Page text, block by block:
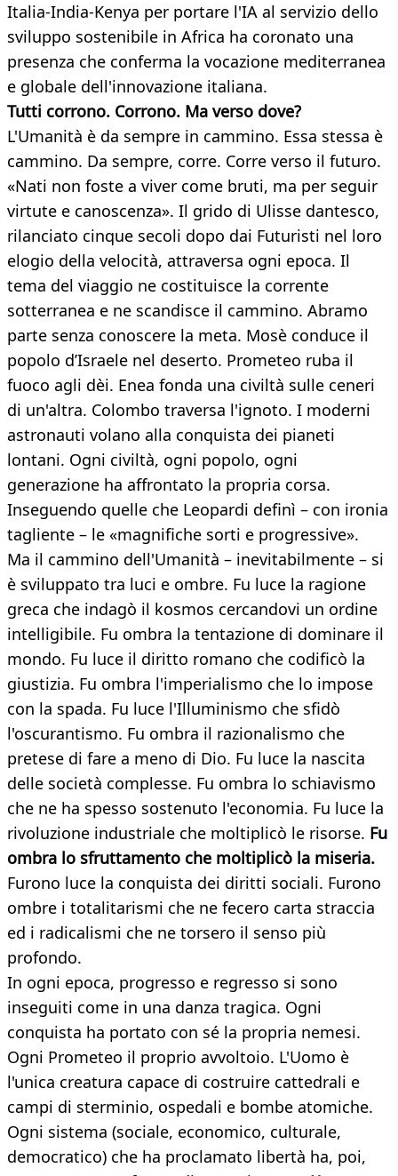
Italia-India-Kenya per portare l'IA al servizio dello
sviluppo sostenibile in Africa ha coronato una
presenza che conferma la vocazione mediterranea
e globale dell'innovazione italiana.
Tutti corrono. Corrono. Ma verso dove?
L'Umanità è da sempre in cammino. Essa stessa è
cammino. Da sempre, corre. Corre verso il futuro.
«Nati non foste a viver come bruti, ma per seguir
virtute e canoscenza». Il grido di Ulisse dantesco,
rilanciato cinque secoli dopo dai Futuristi nel loro
elogio della velocità, attraversa ogni epoca. Il
tema del viaggio ne costituisce la corrente
sotterranea e ne scandisce il cammino. Abramo
parte senza conoscere la meta. Mosè conduce il
popolo d’Israele nel deserto. Prometeo ruba il
fuoco agli dèi. Enea fonda una civiltà sulle ceneri
di un'altra. Colombo traversa l'ignoto. I moderni
astronauti volano alla conquista dei pianeti
lontani. Ogni civiltà, ogni popolo, ogni
generazione ha affrontato la propria corsa.
Inseguendo quelle che Leopardi definì – con ironia
tagliente – le «magnifiche sorti e progressive».
Ma il cammino dell'Umanità – inevitabilmente – si
è sviluppato tra luci e ombre. Fu luce la ragione
greca che indagò il kosmos cercandovi un ordine
intelligibile. Fu ombra la tentazione di dominare il
mondo. Fu luce il diritto romano che codificò la
giustizia. Fu ombra l'imperialismo che lo impose
con la spada. Fu luce l'Illuminismo che sfidò
l'oscurantismo. Fu ombra il razionalismo che
pretese di fare a meno di Dio. Fu luce la nascita
delle società complesse. Fu ombra lo schiavismo
che ne ha spesso sostenuto l'economia. Fu luce la
rivoluzione industriale che moltiplicò le risorse. Fu
ombra lo sfruttamento che moltiplicò la miseria.
Furono luce la conquista dei diritti sociali. Furono
ombre i totalitarismi che ne fecero carta straccia
ed i radicalismi che ne torsero il senso più
profondo.
In ogni epoca, progresso e regresso si sono
inseguiti come in una danza tragica. Ogni
conquista ha portato con sé la propria nemesi.
Ogni Prometeo il proprio avvoltoio. L'Uomo è
l'unica creatura capace di costruire cattedrali e
campi di sterminio, ospedali e bombe atomiche.
Ogni sistema (sociale, economico, culturale,
democratico) che ha proclamato libertà ha, poi,